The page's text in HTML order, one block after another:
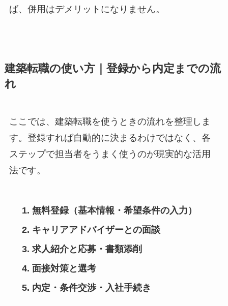
ば、併用はデメリットになりません。
建築転職の使い方｜登録から内定までの流
れ
ここでは、建築転職を使うときの流れを整理しま
す。登録すれば自動的に決まるわけではなく、各
ステップで担当者をうまく使うのが現実的な活用
法です。
無料登録（基本情報・希望条件の入力）
キャリアアドバイザーとの面談
求人紹介と応募・書類添削
面接対策と選考
内定・条件交渉・入社手続き